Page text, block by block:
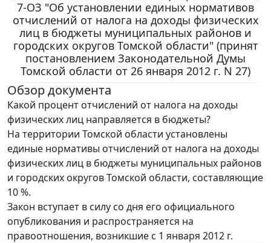
7-ОЗ "Об установлении единых нормативов
отчислений от налога на доходы физических
лиц в бюджеты муниципальных районов и
городских округов Томской области" (принят
постановлением Законодательной Думы
Томской области от 26 января 2012 г. N 27)
Обзор документа
Какой процент отчислений от налога на доходы
физических лиц направляется в бюджеты?
На территории Томской области установлены
единые нормативы отчислений от налога на доходы
физических лиц в бюджеты муниципальных районов
и городских округов Томской области, составляющие
10 %.
Закон вступает в силу со дня его официального
опубликования и распространяется на
правоотношения, возникшие с 1 января 2012 г.